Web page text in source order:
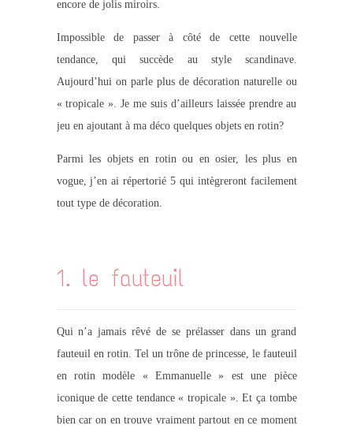
encore de jolis miroirs.
Impossible de passer à côté de cette nouvelle
tendance, qui succède au style scandinave.
Aujourd’hui on parle plus de décoration naturelle ou
« tropicale ». Je me suis d’ailleurs laissée prendre au
jeu en ajoutant à ma déco quelques objets en rotin?
Parmi les objets en rotin ou en osier, les plus en
vogue, j’en ai répertorié 5 qui intègreront facilement
tout type de décoration.
1. le fauteuil
Qui n’a jamais rêvé de se prélasser dans un grand
fauteuil en rotin. Tel un trône de princesse, le fauteuil
en rotin modèle « Emmanuelle » est une pièce
iconique de cette tendance « tropicale ». Et ça tombe
bien car on en trouve vraiment partout en ce moment